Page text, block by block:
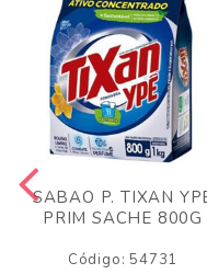
SABAO P. TIXAN
PRIM SACHE 800G
Código: 54731